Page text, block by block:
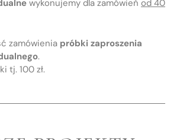
wykonujemy dla zamówień od 40
zamówienia próbki zaproszenia
.
tj. 100 zł.